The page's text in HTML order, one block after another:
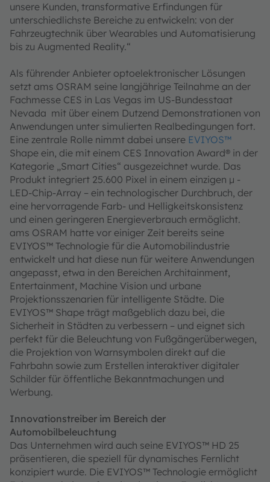
unsere Kunden, transformative Erfindungen für
unterschiedlichste Bereiche zu entwickeln: von der
Fahrzeugtechnik über Wearables und Automatisierung
bis zu Augmented Reality.“
Als führender Anbieter optoelektronischer Lösungen
setzt ams OSRAM seine langjährige Teilnahme an der
Fachmesse CES in Las Vegas im US-Bundesstaat
Nevada mit über einem Dutzend Demonstrationen von
Anwendungen unter simulierten Realbedingungen fort.
Eine zentrale Rolle nimmt dabei unsere EVIYOS™
Shape ein, die mit einem CES Innovation Award® in der
Kategorie „Smart Cities“ ausgezeichnet wurde. Das
Produkt integriert 25.600 Pixel in einem einzigen µ -
LED-Chip-Array – ein technologischer Durchbruch, der
eine hervorragende Farb- und Helligkeitskonsistenz
und einen geringeren Energieverbrauch ermöglicht.
ams OSRAM hatte vor einiger Zeit bereits seine
EVIYOS™ Technologie für die Automobilindustrie
entwickelt und hat diese nun für weitere Anwendungen
angepasst, etwa in den Bereichen Architainment,
Entertainment, Machine Vision und urbane
Projektionsszenarien für intelligente Städte. Die
EVIYOS™ Shape trägt maßgeblich dazu bei, die
Sicherheit in Städten zu verbessern – und eignet sich
perfekt für die Beleuchtung von Fußgängerüberwegen,
die Projektion von Warnsymbolen direkt auf die
Fahrbahn sowie zum Erstellen interaktiver digitaler
Schilder für öffentliche Bekanntmachungen und
Werbung.
Innovationstreiber im Bereich der
Automobilbeleuchtung
Das Unternehmen wird auch seine EVIYOS™ HD 25
präsentieren, die speziell für dynamisches Fernlicht
konzipiert wurde. Die EVIYOS™ Technologie ermöglicht